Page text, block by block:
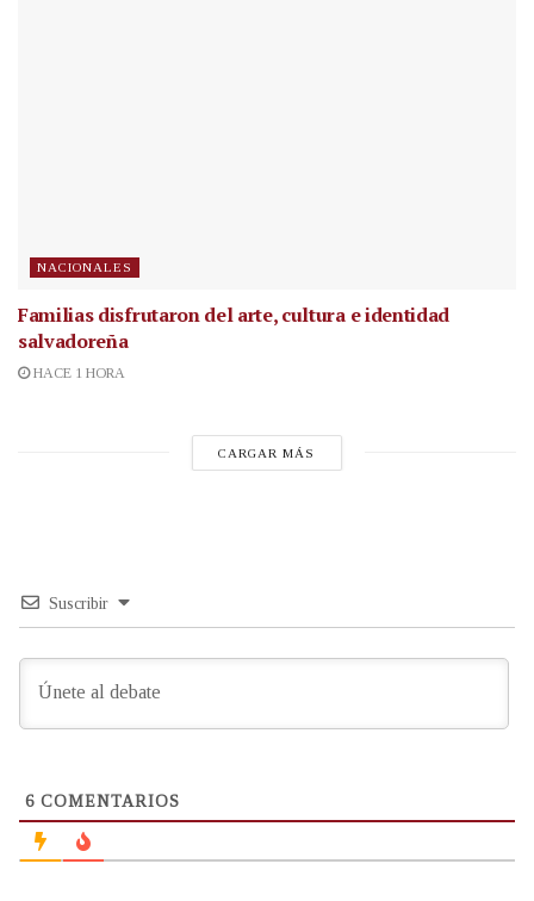
NACIONALES
Familias disfrutaron del arte, cultura e identidad
salvadoreña
HACE 1 HORA
CARGAR MÁS
Suscribir
6 COMENTARIOS